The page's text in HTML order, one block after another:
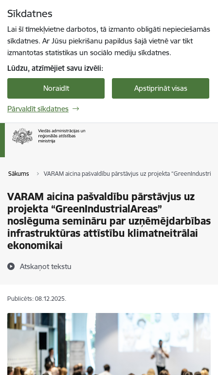
Sīkdatnes
Lai šī tīmekļvietne darbotos, tā izmanto obligāti nepieciešamās
sīkdatnes. Ar Jūsu piekrišanu papildus šajā vietnē var tikt
izmantotas statistikas un sociālo mediju sīkdatnes.
Lūdzu, atzīmējiet savu izvēli:
Noraidīt Apstiprināt visas
Pārvaldīt sīkdatnes
Sākums VARAM aicina pašvaldību pārstāvjus uz projekta
VARAM aicina pašvaldību pārstāvjus uz
projekta “GreenIndustrialAreas”
noslēguma semināru par uzņēmējdarbības
infrastruktūras attīstību klimatneitrālai
ekonomikai
Atskaņot tekstu
Publicēts: 08.12.2025.